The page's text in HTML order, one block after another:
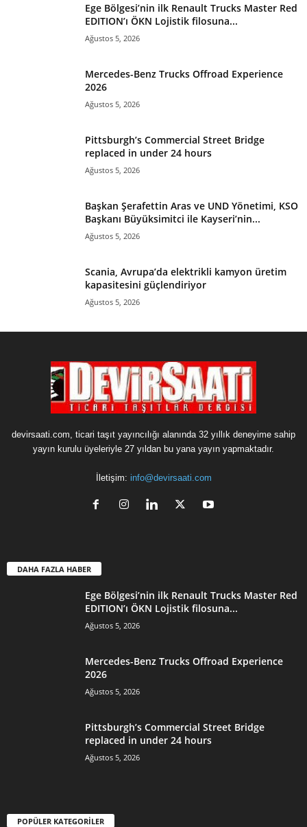
Ege Bölgesi’nin ilk Renault Trucks Master Red
EDITION’ı ÖKN Lojistik filosuna...
Ağustos 5, 2026
Mercedes-Benz Trucks Offroad Experience
2026
Ağustos 5, 2026
Pittsburgh’s Commercial Street Bridge
replaced in under 24 hours
Ağustos 5, 2026
Başkan Şerafettin Aras ve UND Yönetimi, KSO
Başkanı Büyüksimitci ile Kayseri’nin...
Ağustos 5, 2026
Scania, Avrupa’da elektrikli kamyon üretim
kapasitesini güçlendiriyor
Ağustos 5, 2026
devirsaati.com, ticari taşıt yayıncılığı alanında 32 yıllık deneyime sahip
yayın kurulu üyeleriyle 27 yıldan bu yana yayın yapmaktadır.
İletişim: info@devirsaati.com
DAHA FAZLA HABER
Ege Bölgesi’nin ilk Renault Trucks Master Red
EDITION’ı ÖKN Lojistik filosuna...
Ağustos 5, 2026
Mercedes-Benz Trucks Offroad Experience
2026
Ağustos 5, 2026
Pittsburgh’s Commercial Street Bridge
replaced in under 24 hours
Ağustos 5, 2026
POPÜLER KATEGORİLER